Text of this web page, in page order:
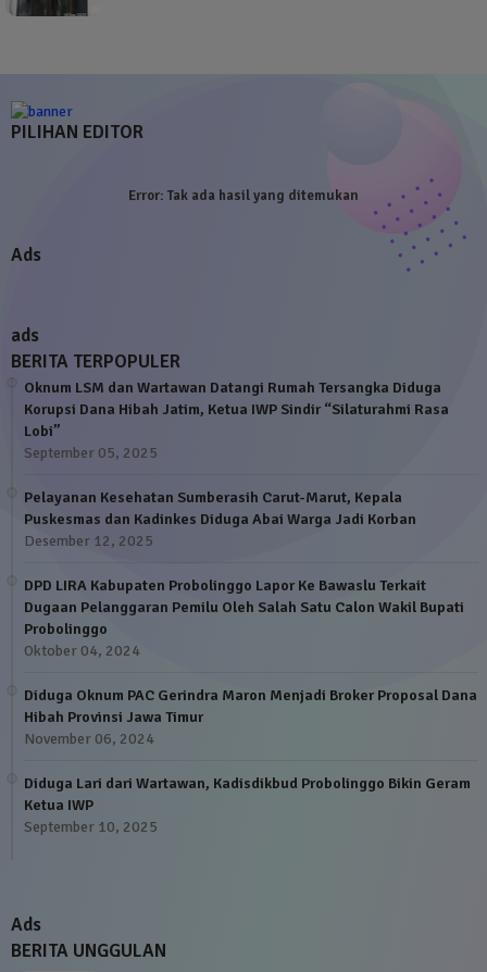
PILIHAN EDITOR
Error:Tak ada hasil yang ditemukan
Ads
ads
BERITA TERPOPULER
Oknum LSM dan Wartawan Datangi Rumah Tersangka Diduga
Korupsi Dana Hibah Jatim, Ketua IWP Sindir “Silaturahmi Rasa
Lobi”
September 05, 2025
Pelayanan Kesehatan Sumberasih Carut-Marut, Kepala
Puskesmas dan Kadinkes Diduga Abai Warga Jadi Korban
Desember 12, 2025
DPD LIRA Kabupaten Probolinggo Lapor Ke Bawaslu Terkait
Dugaan Pelanggaran Pemilu Oleh Salah Satu Calon Wakil Bupati
Probolinggo
Oktober 04, 2024
Diduga Oknum PAC Gerindra Maron Menjadi Broker Proposal Dana
Hibah Provinsi Jawa Timur
November 06, 2024
Diduga Lari dari Wartawan, Kadisdikbud Probolinggo Bikin Geram
Ketua IWP
September 10, 2025
Ads
BERITA UNGGULAN